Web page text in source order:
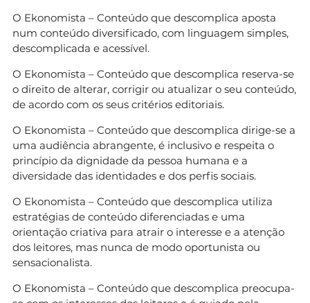
O Ekonomista – Conteúdo que descomplica aposta
num conteúdo diversificado, com linguagem simples,
descomplicada e acessível.
O Ekonomista – Conteúdo que descomplica reserva-se
o direito de alterar, corrigir ou atualizar o seu conteúdo,
de acordo com os seus critérios editoriais.
O Ekonomista – Conteúdo que descomplica dirige-se a
uma audiência abrangente, é inclusivo e respeita o
princípio da dignidade da pessoa humana e a
diversidade das identidades e dos perfis sociais.
O Ekonomista – Conteúdo que descomplica utiliza
estratégias de conteúdo diferenciadas e uma
orientação criativa para atrair o interesse e a atenção
dos leitores, mas nunca de modo oportunista ou
sensacionalista.
O Ekonomista – Conteúdo que descomplica preocupa-